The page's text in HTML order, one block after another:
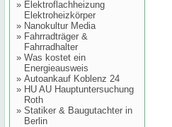
» Elektroflachheizung
Elektroheizkörper
» Nanokultur Media
» Fahrradträger &
Fahrradhalter
» Was kostet ein
Energieausweis
» Autoankauf Koblenz 24
» HU AU Hauptuntersuchung
Roth
» Statiker & Baugutachter in
Berlin